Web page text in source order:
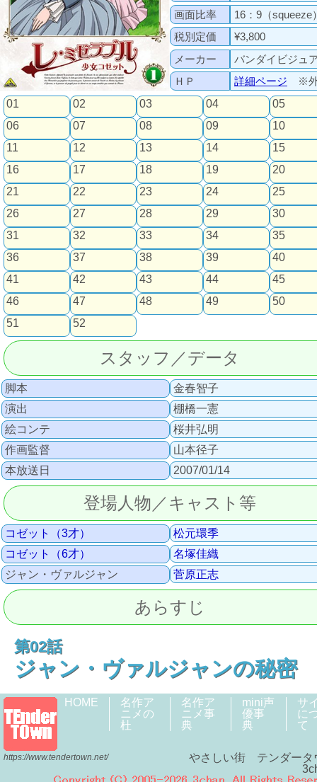
画面比率
16：9（squeeze
税別定価
¥3,800
メーカー
バンダイビジュ
ＨＰ
詳細ページ ※
01
02 03 04
05
06
07 08 09
10
11
12 13 14
15
16
17 18 19
20
21
22 23 24
25
26
27 28 29
30
31
32 33 34
35
36
37 38 39
40
41
42 43 44
45
46
47 48 49
50
51
52
スタッフ／データ
脚本
金春智子
演出
棚橋一憲
絵コンテ
桜井弘明
作画監督
山本径子
本放送日
2007/01/14
登場人物／キャスト等
コゼット（3才）
松元環季
コゼット（6才）
名塚佳織
ジャン・ヴァルジャン
菅原正志
あらすじ
第02話
ジャン・ヴァルジャンの秘密
https://www.tendertown.net/
HOME
名作ア
ニメの
杜
名作ア
ニメ事
典
mini声
優事
典
サ
に
て
やさしい街 テンダータ